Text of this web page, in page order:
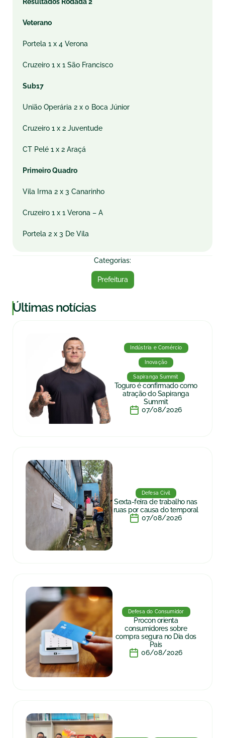
Veterano
Portela 1 x 4 Verona
Cruzeiro 1 x 1 São Francisco
Sub17
União Operária 2 x 0 Boca Júnior
Cruzeiro 1 x 2 Juventude
CT Pelé 1 x 2 Araçá
Primeiro Quadro
Vila Irma 2 x 3 Canarinho
Cruzeiro 1 x 1 Verona – A
Portela 2 x 3 De Vila
Categorias:
Prefeitura
|Últimas notícias
Indústria e Comércio
Inovação
Sapiranga Summit
Toguro é confirmado como
atração do Sapiranga
Summit
07/08/2026
Defesa Civil
Sexta-feira de trabalho nas
ruas por causa do temporal
07/08/2026
Defesa do Consumidor
Procon orienta
consumidores sobre
compra segura no Dia dos
Pais
06/08/2026